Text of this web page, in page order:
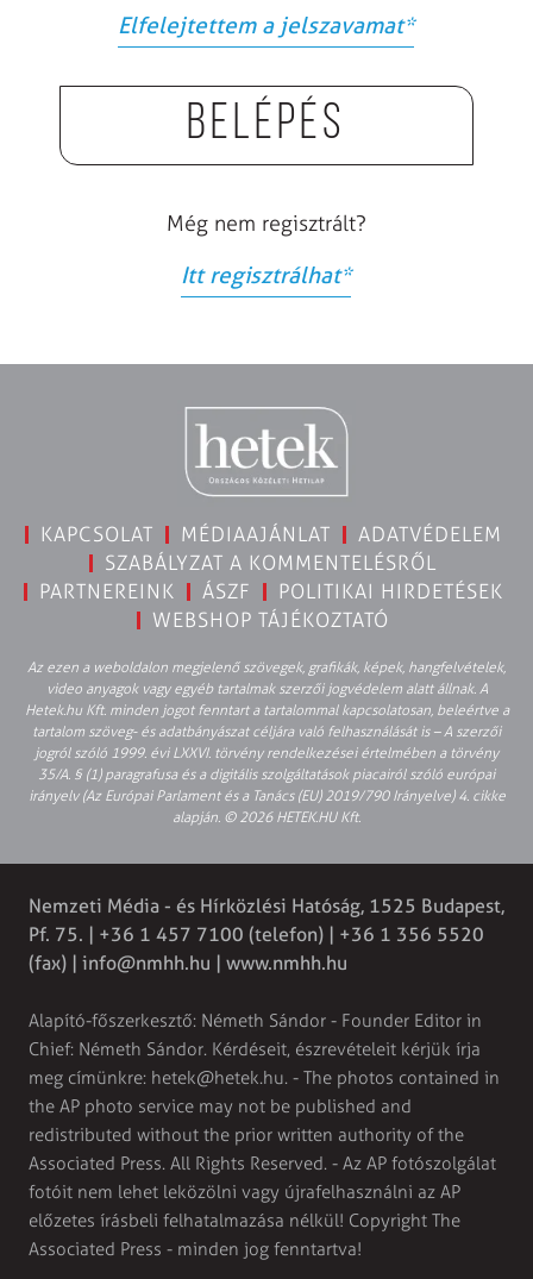
Elfelejtettem a jelszavamat*
Belépés
Még nem regisztrált?
Itt regisztrálhat*
KAPCSOLAT MÉDIAAJÁNLAT
ADATVÉDELEM
SZABÁLYZAT A KOMMENTELÉSRŐL
PARTNEREINK
ÁSZF
POLITIKAI HIRDETÉSEK
WEBSHOP TÁJÉKOZTATÓ
Az ezen a weboldalon megjelenő szövegek, grafikák, képek, hangfelvételek,
video anyagok vagy egyéb tartalmak szerzői jogvédelem alatt állnak. A
Hetek.hu Kft. minden jogot fenntart a tartalommal kapcsolatosan, beleértve a
tartalom szöveg- és adatbányászat céljára való felhasználását is – A szerzői
jogról szóló 1999. évi LXXVI. törvény rendelkezései értelmében a törvény
35/A. § (1) paragrafusa és a digitális szolgáltatások piacairól szóló európai
irányelv (Az Európai Parlament és a Tanács (EU) 2019/790 Irányelve) 4. cikke
alapján. © 2026 HETEK.HU Kft.
Nemzeti Média - és Hírközlési Hatóság, 1525 Budapest,
Pf. 75. | +36 1 457 7100 (telefon) | +36 1 356 5520
(fax) | info@nmhh.hu | www.nmhh.hu
Alapító-főszerkesztő: Németh Sándor - Founder Editor in
Chief: Németh Sándor. Kérdéseit, észrevételeit kérjük írja
meg címünkre: hetek@hetek.hu. - The photos contained in
the AP photo service may not be published and
redistributed without the prior written authority of the
Associated Press. All Rights Reserved. - Az AP fotószolgálat
fotóit nem lehet leközölni vagy újrafelhasználni az AP
előzetes írásbeli felhatalmazása nélkül! Copyright The
Associated Press - minden jog fenntartva!